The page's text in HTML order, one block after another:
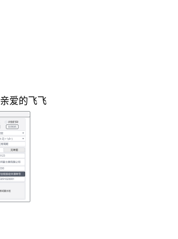
亲爱的飞飞